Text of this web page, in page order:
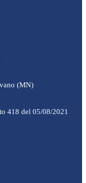
(MN)
418 del 05/08/2021